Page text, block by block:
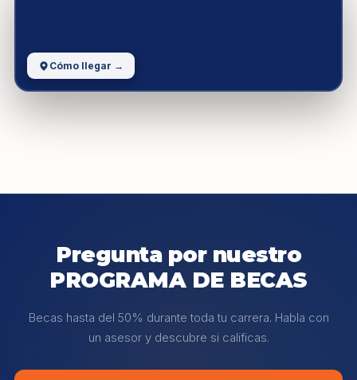
Cómo llegar →
Pregunta por nuestro
PROGRAMA DE BECAS
Becas hasta del 50% durante toda tu carrera. Habla con
un asesor y descubre si calificas.